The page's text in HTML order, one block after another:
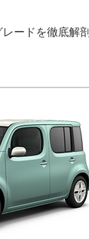
ードを徹底解